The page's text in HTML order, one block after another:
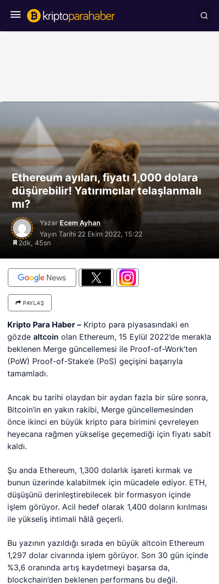
Ethereum ayıları, fiyatı 1,000 dolara
düşürebilir! Yatırımcılar telaşlanmalı
mı?
YazarEcem Ayhan
Yayın Tarihi 22 Ekim 2022, 15:22
2dk, 45sn
PAYLAŞ
Kripto Para Haber – Kripto para piyasasındaki en
gözdealtcoin olan Ethereum, 15 Eylül 2022’de merakla
beklenen Merge güncellemesi ile Proof-of-Work’ten
(PoW) Proof-of-Stake’e (PoS) geçişini başarıyla
tamamladı.
Ancak bu tarihi olaydan bir aydan fazla bir süre sonra,
Bitcoin’in en yakın rakibi, Merge güncellemesinden
önce ikinci en büyük kripto para birimini çevreleyen
heyecana rağmen yükselişe geçemediği için fiyatı sabit
kaldı.
Şu anda Ethereum, 1,300 dolarlık işareti kırmak ve
bunun üzerinde kalabilmek için mücadele ediyor. ETH,
düşüşünü derinleştirebilecek bir formasyon içinde
işlem görüyor. Acil hedef olarak 1,400 doların kırılması
ile yükseliş ihtimali hâlâ geçerli.
Bu yazının yazıldığı sırada en büyük altcoin Ethereum
1,297 dolar civarında işlem görüyor. Son 30 gün içinde
%3,6 oranında artış kaydetmeyi başarsa da,
blockchain’den beklenen performans bu değil.